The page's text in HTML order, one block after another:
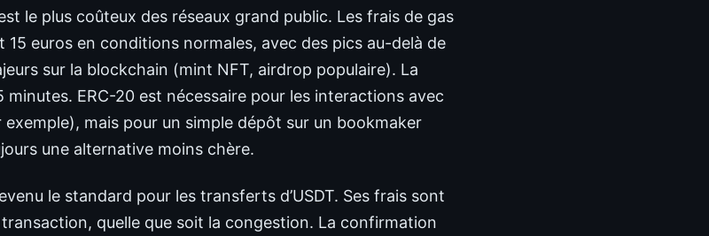
le plus coûteux des réseaux grand public. Les frais de gas
euros en conditions normales, avec des pics au-delà de
sur la blockchain (mint NFT, airdrop populaire). La
ERC-20 est nécessaire pour les interactions avec
mais pour un simple dépôt sur un bookmaker
une alternative moins chère.
le standard pour les transferts d’USDT. Ses frais sont
quelle que soit la congestion. La confirmation